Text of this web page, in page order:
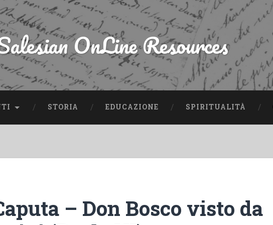
OnLine Resources
STORIA EDUCAZIONE SPIRITUALITÀ
– Don Bosco visto da